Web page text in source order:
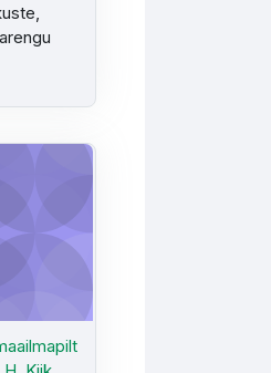
kevad 2023